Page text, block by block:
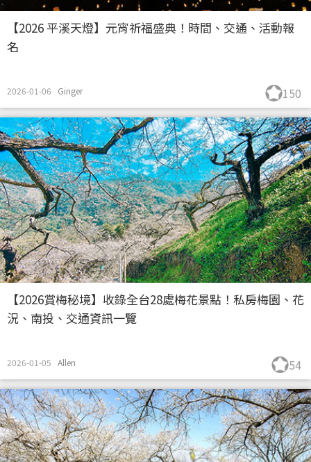
【2026 平溪天燈】元宵祈福盛典！時間、交通、活動報
名
2026-01-06 Ginger 150
【2026賞梅秘境】收錄全台28處梅花景點！私房梅園、花
況、南投、交通資訊一覽
2026-01-05 Allen 54